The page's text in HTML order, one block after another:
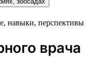
врача